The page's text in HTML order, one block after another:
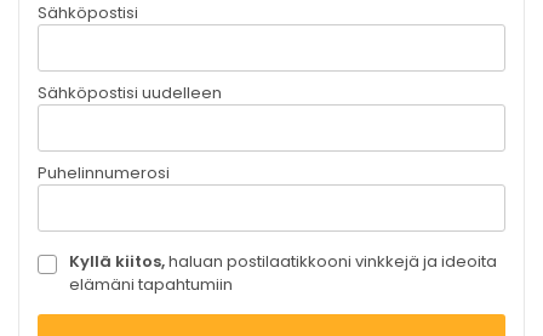
Sähköpostisi
Sähköpostisi uudelleen
Puhelinnumerosi
Kyllä kiitos,haluan postilaatikkooni vinkkejä ja ideoita
elämäni tapahtumiin